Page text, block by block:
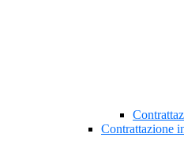
Contrattazione